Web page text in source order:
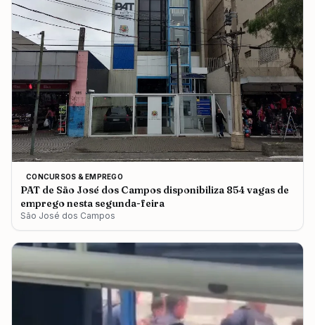
CONCURSOS & EMPREGO
PAT de São José dos Campos disponibiliza 854 vagas de
emprego nesta segunda-feira
São José dos Campos